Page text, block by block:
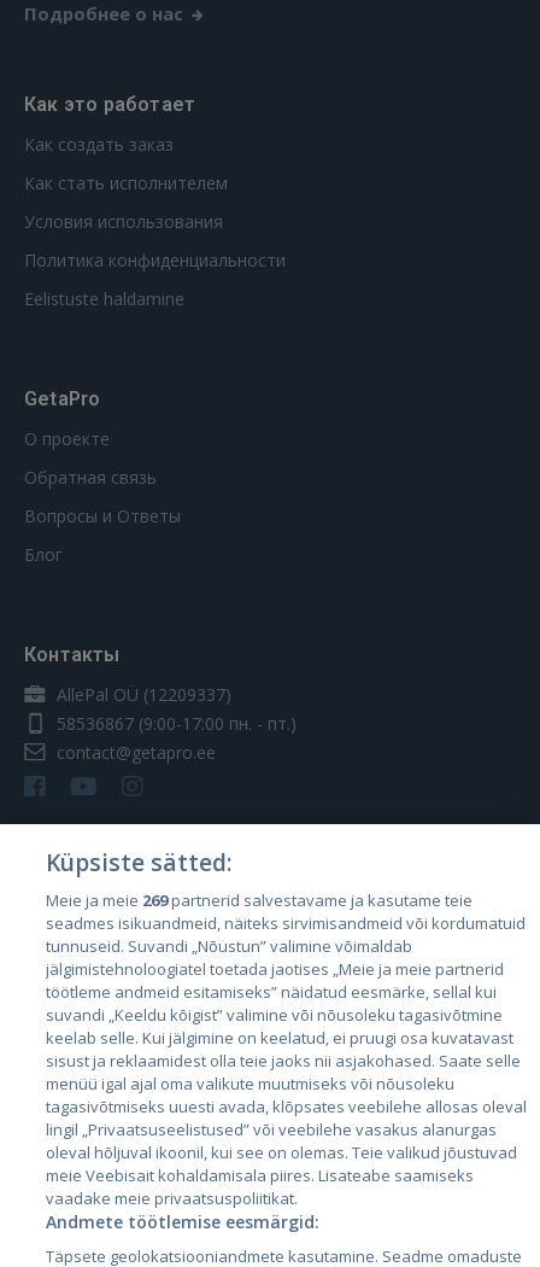
Ещё не зарегистрированы?
Подробнее о нас
Как это работает
Как создать заказ
Как стать исполнителем
Условия использования
Политика конфиденциальности
Eelistuste haldamine
GetaPro
О проекте
Обратная связь
Вопросы и Ответы
Блог
Контакты
AllePal OÜ (12209337)
58536867 (9:00-17:00 пн. - пт.)
contact@getapro.ee
Страны
Эстония
Латвия
Литва
City24.lv
CVbankas.lt
Küpsiste sätted:
Meie ja meie 269partnerid salvestavame ja kasutame teie
seadmes isikuandmeid, näiteks sirvimisandmeid või kordumatuid
tunnuseid. Suvandi „Nõustun” valimine võimaldab
jälgimistehnoloogiatel toetada jaotises „Meie ja meie partnerid
töötleme andmeid esitamiseks” näidatud eesmärke, sellal kui
suvandi „Keeldu kõigist” valimine või nõusoleku tagasivõtmine
keelab selle. Kui jälgimine on keelatud, ei pruugi osa kuvatavast
sisust ja reklaamidest olla teie jaoks nii asjakohased. Saate selle
menüü igal ajal oma valikute muutmiseks või nõusoleku
tagasivõtmiseks uuesti avada, klõpsates veebilehe allosas oleval
lingil „Privaatsuseelistused” või veebilehe vasakus alanurgas
oleval hõljuval ikoonil, kui see on olemas. Teie valikud jõustuvad
meie Veebisait kohaldamisala piires. Lisateabe saamiseks
vaadake meie privaatsuspoliitikat.
Andmete töötlemise eesmärgid:
Täpsete geolokatsiooniandmete kasutamine. Seadme omaduste